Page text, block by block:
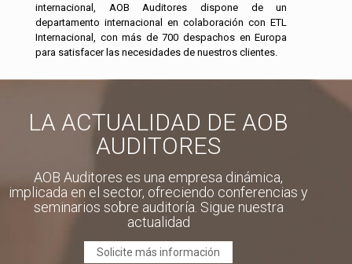
internacional, AOB Auditores dispone de un
departamento internacional en colaboración con ETL
Internacional, con más de 700 despachos en Europa
para satisfacer las necesidades de nuestros clientes.
LA ACTUALIDAD DE AOB
AUDITORES
AOB Auditores es una empresa dinámica,
implicada en el sector, ofreciendo conferencias y
seminarios sobre auditoría. Sigue nuestra
actualidad
Solicite más información